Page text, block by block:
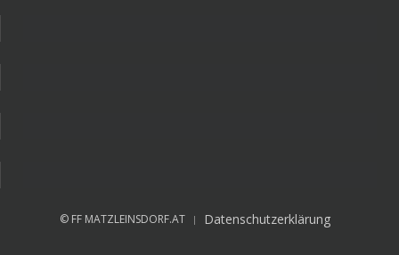
© FF MATZLEINSDORF.AT Datenschutzerklärung